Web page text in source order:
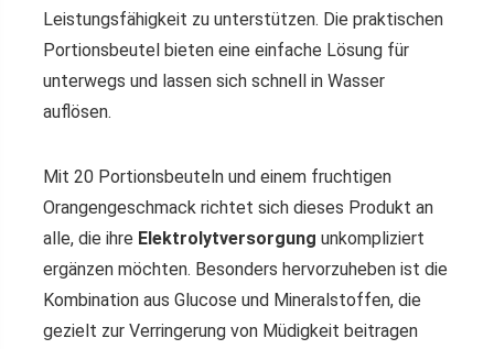
Leistungsfähigkeit zu unterstützen. Die praktischen
Portionsbeutel bieten eine einfache Lösung für
unterwegs und lassen sich schnell in Wasser
auflösen.
Mit 20 Portionsbeuteln und einem fruchtigen
Orangengeschmack richtet sich dieses Produkt an
alle, die ihre Elektrolytversorgung unkompliziert
ergänzen möchten. Besonders hervorzuheben ist die
Kombination aus Glucose und Mineralstoffen, die
gezielt zur Verringerung von Müdigkeit beitragen